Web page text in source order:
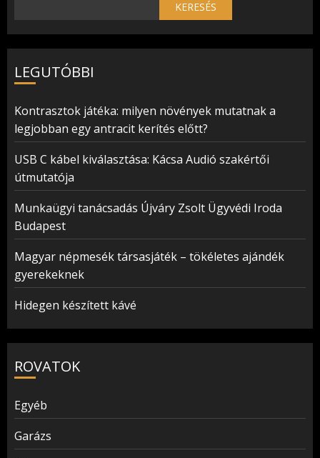
KERESÉS
LEGUTÓBBI
Kontrasztok játéka: milyen növények mutatnak a
legjobban egy antracit kerítés előtt?
USB C kábel kiválasztása: Kácsa Audió szakértői
útmutatója
Munkaügyi tanácsadás Újváry Zsolt Ügyvédi Iroda
Budapest
Magyar népmesék társasjáték – tökéletes ajándék
gyerekeknek
Hidegen készített kávé
ROVATOK
Egyéb
Garázs